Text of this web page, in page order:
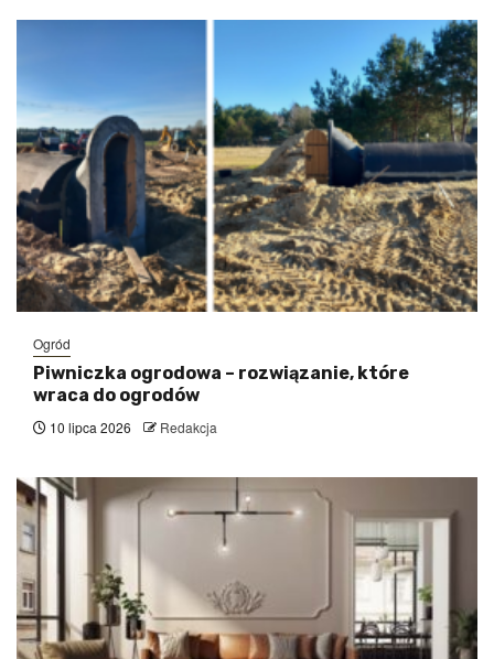
Ogród
Piwniczka ogrodowa – rozwiązanie, które
wraca do ogrodów
10 lipca 2026 Redakcja